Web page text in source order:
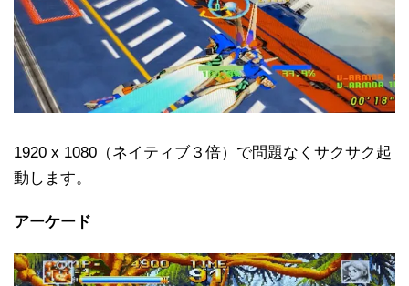
1920 x 1080（ネイティブ３倍）で問題なくサクサク起
動します。
アーケード